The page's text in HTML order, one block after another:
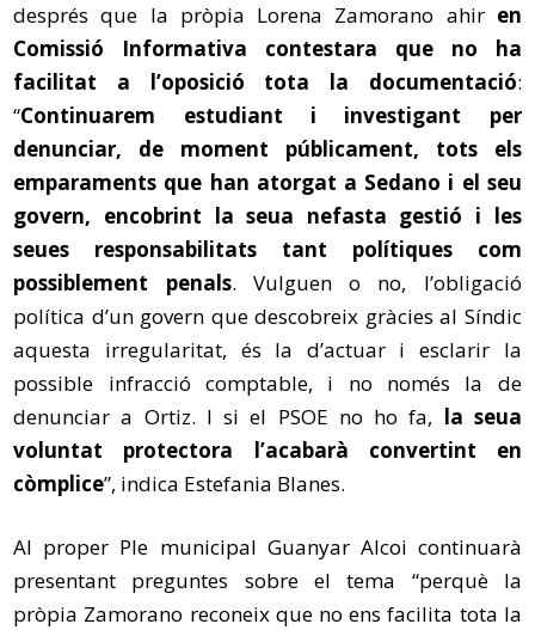
després que la pròpia Lorena Zamorano ahiren
Comissió Informativa contestara que no ha
facilitat a l’oposició tota la documentació:
“Continuarem estudiant i investigant per
denunciar, de moment públicament, tots els
emparaments que han atorgat a Sedano i el seu
govern, encobrint la seua nefasta gestió i les
seues responsabilitats tant polítiques com
possiblement penals. Vulguen o no, l’obligació
política d’un govern que descobreix gràcies al Síndic
aquesta irregularitat, és la d’actuar i esclarir la
possible infracció comptable, i no només la de
denunciar a Ortiz. I si el PSOE no ho fa, la seua
voluntat protectora l’acabarà convertint en
còmplice”, indica Estefania Blanes.
Al proper Ple municipal Guanyar Alcoi continuarà
presentant preguntes sobre el tema “perquè la
pròpia Zamorano reconeix que no ens facilita tota la